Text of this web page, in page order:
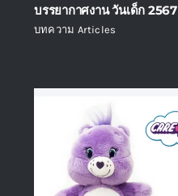
บรรยากาศงาน วันเด็ก 2567
บทความ Articles